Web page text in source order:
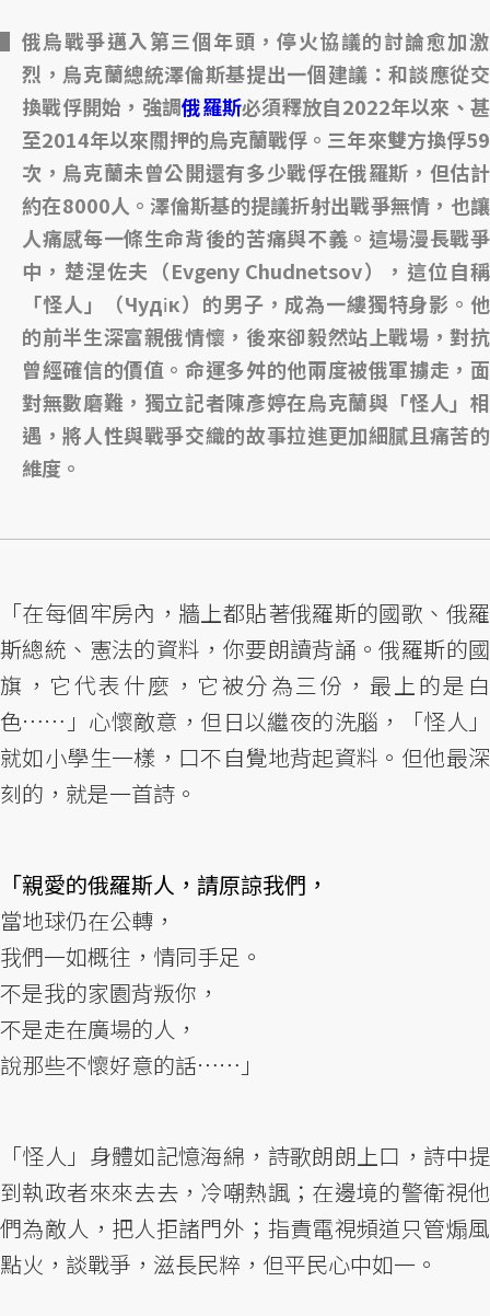
俄烏戰爭邁入第三個年頭，停火協議的討論愈加激
烈，烏克蘭總統澤倫斯基提出一個建議：和談應從交
換戰俘開始，強調俄羅斯必須釋放自2022年以來、甚
至2014年以來關押的烏克蘭戰俘。三年來雙方換俘59
次，烏克蘭未曾公開還有多少戰俘在俄羅斯，但估計
約在8000人。澤倫斯基的提議折射出戰爭無情，也讓
人痛感每一條生命背後的苦痛與不義。這場漫長戰爭
中，楚涅佐夫（Evgeny Chudnetsov），這位自稱
「怪人」（Чудік）的男子，成為一縷獨特身影。他
的前半生深富親俄情懷，後來卻毅然站上戰場，對抗
曾經確信的價值。命運多舛的他兩度被俄軍擄走，面
對無數磨難，獨立記者陳彥婷在烏克蘭與「怪人」相
遇，將人性與戰爭交織的故事拉進更加細膩且痛苦的
維度。
「在每個牢房內，牆上都貼著俄羅斯的國歌、俄羅
斯總統、憲法的資料，你要朗讀背誦。俄羅斯的國
旗，它代表什麼，它被分為三份，最上的是白
色⋯⋯」心懷敵意，但日以繼夜的洗腦，「怪人」
就如小學生一樣，口不自覺地背起資料。但他最深
刻的，就是一首詩。
「親愛的俄羅斯人，請原諒我們，
當地球仍在公轉，
我們一如概往，情同手足。
不是我的家園背叛你，
不是走在廣場的人，
說那些不懷好意的話⋯⋯」
「怪人」身體如記憶海綿，詩歌朗朗上口，詩中提
到執政者來來去去，冷嘲熱諷；在邊境的警衛視他
們為敵人，把人拒諸門外；指責電視頻道只管煽風
點火，談戰爭，滋長民粹，但平民心中如一。